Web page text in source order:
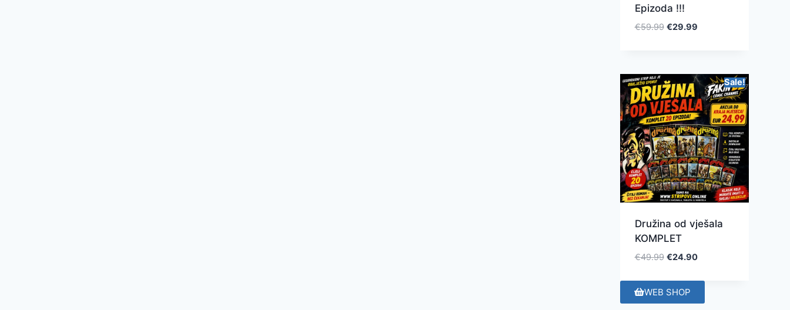
Epizoda !!!
€59.99 €29.99
Sale!
Družina od vješala
KOMPLET
€49.99 €24.90
WEB SHOP